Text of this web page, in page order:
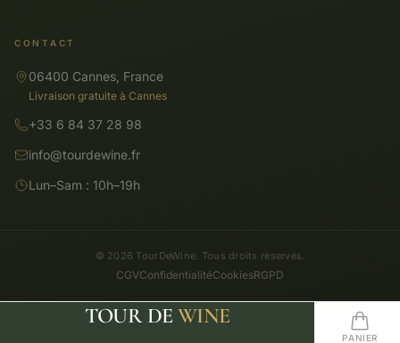
CONTACT
06400 Cannes, France
Livraison gratuite à Cannes
+33 6 84 37 28 98
info@tourdewine.fr
Lun–Sam : 10h–19h
© 2026 TourDeWine. Tous droits réservés.
CGVConfidentialitéCookiesRGPD
PANIER
TOUR DE WINE